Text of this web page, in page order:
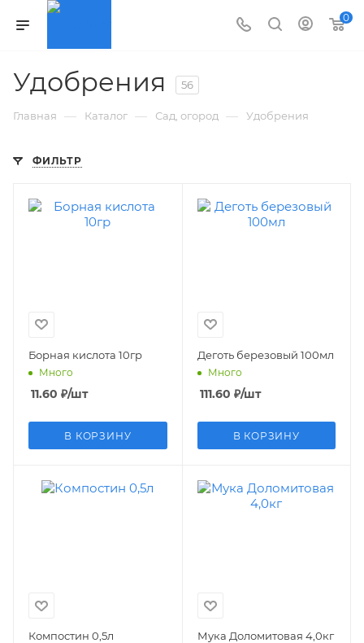
0
Удобрения 56
Главная — Каталог — Сад, огород — Удобрения
ФИЛЬТР
Борная кислота 10гр
Много
11.60 ₽/шт
В КОРЗИНУ
Деготь березовый 100мл
Много
111.60 ₽/шт
В КОРЗИНУ
Компостин 0,5л Мука Доломитовая 4,0кг